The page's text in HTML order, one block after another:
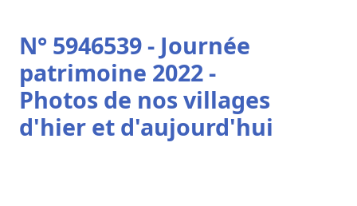
N° 5946539 - Journée
patrimoine 2022 -
Photos de nos villages
d'hier et d'aujourd'hui